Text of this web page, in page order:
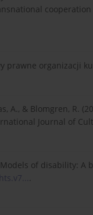
prawne organizacji
A., & Blomgren,
Journal of
of disability:
.